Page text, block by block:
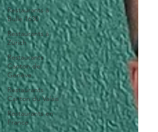
Restaurants à
Bulle 1630
Restaurants à
Zürich
Restaurants
Canton de
Genève
Restaurants
Canton du Valais
Restaurants en
France